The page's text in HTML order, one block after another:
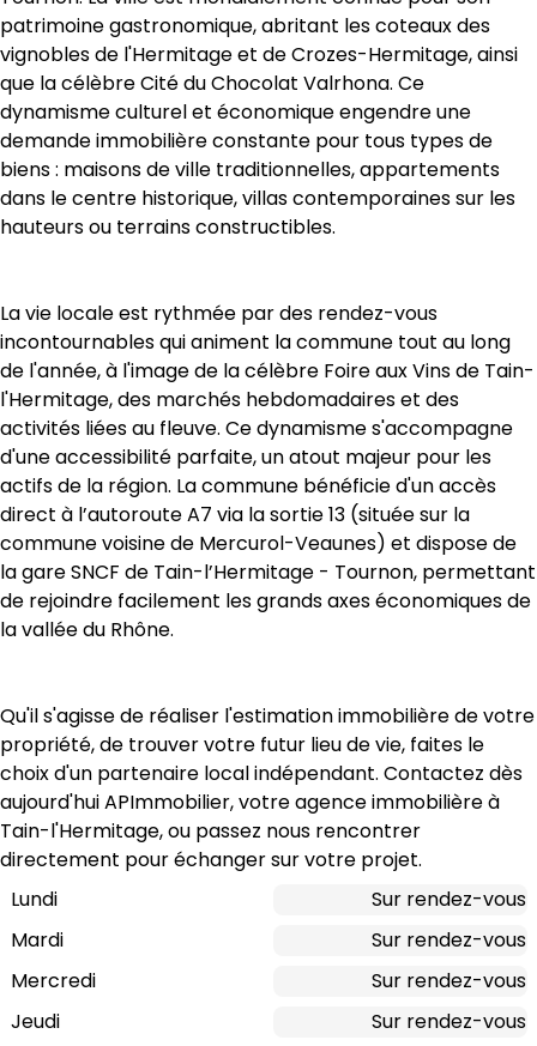
patrimoine gastronomique, abritant les coteaux des
vignobles de l'Hermitage et de Crozes-Hermitage, ainsi
que la célèbre Cité du Chocolat Valrhona. Ce
dynamisme culturel et économique engendre une
demande immobilière constante pour tous types de
biens : maisons de ville traditionnelles, appartements
dans le centre historique, villas contemporaines sur les
hauteurs ou terrains constructibles.
La vie locale est rythmée par des rendez-vous
incontournables qui animent la commune tout au long
de l'année, à l'image de la célèbre Foire aux Vins de Tain-
l'Hermitage, des marchés hebdomadaires et des
activités liées au fleuve. Ce dynamisme s'accompagne
d'une accessibilité parfaite, un atout majeur pour les
actifs de la région. La commune bénéficie d'un accès
direct à l’autoroute A7 via la sortie 13 (située sur la
commune voisine de Mercurol-Veaunes) et dispose de
la gare SNCF de Tain-l’Hermitage - Tournon, permettant
de rejoindre facilement les grands axes économiques de
la vallée du Rhône.
Qu'il s'agisse de réaliser l'estimation immobilière de votre
propriété, de trouver votre futur lieu de vie, faites le
choix d'un partenaire local indépendant. Contactez dès
aujourd'hui APImmobilier, votre agence immobilière à
Tain-l'Hermitage, ou passez nous rencontrer
directement pour échanger sur votre projet.
Lundi
Sur rendez-vous
Mardi
Sur rendez-vous
Mercredi
Sur rendez-vous
Jeudi
Sur rendez-vous